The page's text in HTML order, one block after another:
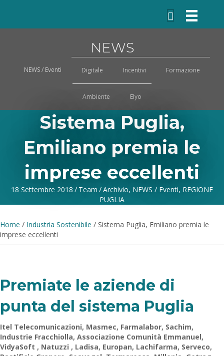
NEWS
NEWS / Eventi Digitale Incentivi Formazione
Ambiente Elyo
Sistema Puglia,
Emiliano premia le
imprese eccellenti
18 Settembre 2018 / Team /Archivio, NEWS / Eventi, REGIONE
PUGLIA
Home / Industria Sostenibile / Sistema Puglia, Emiliano premia le
imprese eccellenti
Premiate le aziende di
punta del sistema Puglia
Itel Telecomunicazioni, Masmec, Farmalabor, Sachim,
Industrie Fracchiolla, Associazione Comunità Emmanuel,
VidyaSoft , Natuzzi , Ladisa, Europan, Lachifarma, Serveco,